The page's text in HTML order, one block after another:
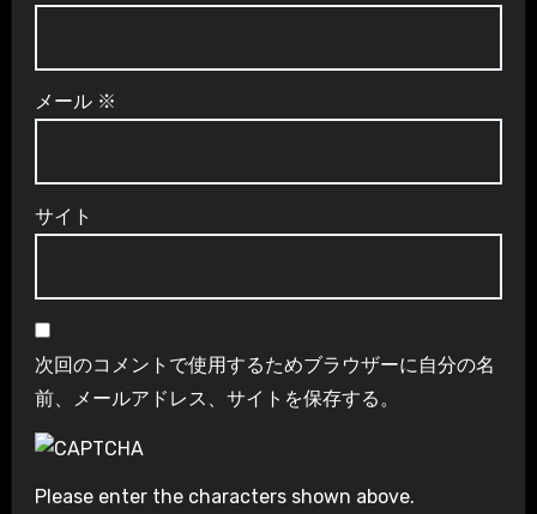
メール ※
サイト
次回のコメントで使用するためブラウザーに自分の名
前、メールアドレス、サイトを保存する。
Please enter the characters shown above.